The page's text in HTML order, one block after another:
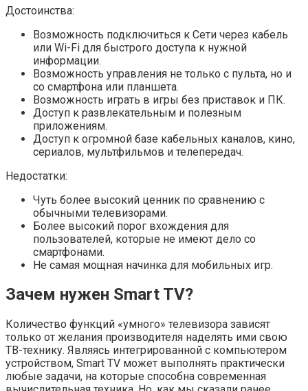
Достоинства:
Возможность подключиться к Сети через кабель
или Wi-Fi для быстрого доступа к нужной
информации.
Возможность управления не только с пульта, но и
со смартфона или планшета.
Возможность играть в игры без приставок и ПК.
Доступ к развлекательным и полезным
приложениям.
Доступ к огромной базе кабельных каналов, кино,
сериалов, мультфильмов и телепередач.
Недостатки:
Чуть более высокий ценник по сравнению с
обычными телевизорами.
Более высокий порог вхождения для
пользователей, которые не имеют дело со
смартфонами.
Не самая мощная начинка для мобильных игр.
Зачем нужен Smart TV?
Количество функций «умного» телевизора зависят
только от желания производителя наделять ими свою
ТВ-технику. Являясь интегрированной с компьютером
устройством, Smart TV может выполнять практически
любые задачи, на которые способна современная